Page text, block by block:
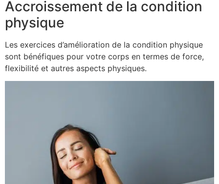
Accroissement de la condition
physique
Les exercices d’amélioration de la condition physique
sont bénéfiques pour votre corps en termes de force,
flexibilité et autres aspects physiques.